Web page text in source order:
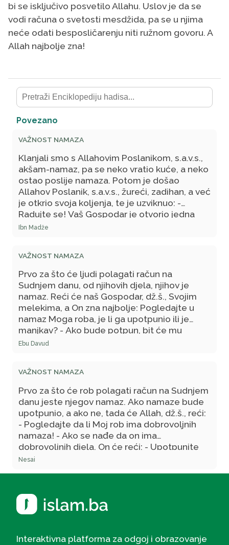
bi se isključivo posvetilo Allahu. Uslov je da se
vodi računa o svetosti mesdžida, pa se u njima
neće odati besposličarenju niti ružnom govoru. A
Allah najbolje zna!
Povezano
VAŽNOST NAMAZA
Klanjali smo s Allahovim Poslanikom, s.a.v.s.,
akšam-namaz, pa se neko vratio kuće, a neko
ostao poslije namaza. Potom je došao
Allahov Poslanik, s.a.v.s., žureći, zadihan, a već
je otkrio svoja koljenja, te je uzviknuo: -
Radujte se! Vaš Gospodar je otvorio jedna
vrata nebesa i vama se hvali Svojim
Ibn Madže
VAŽNOST NAMAZA
Prvo za što će ljudi polagati račun na
Sudnjem danu, od njihovih djela, njihov je
namaz. Reći će naš Gospodar, dž.š., Svojim
melekima, a On zna najbolje: Pogledajte u
namaz Moga roba, je li ga upotpunio ili je
manjkav? - Ako bude potpun, bit će mu
upisan kao takav, a ako mu bude nešto
imao dobrovoljnih djela, tada će On reći: -
Upotpunite Mome robu njegove farzove
njegovim dobrovoljnim djelima. - Zatim će se,
na isti način, nastaviti sa ostalim djelima.
Ebu Davud
VAŽNOST NAMAZA
Prvo za što će rob polagati račun na Sudnjem
danu jeste njegov namaz. Ako namaze bude
upotpunio, a ako ne, tada će Allah, dž.š., reći:
- Pogledajte da li Moj rob ima dobrovoljnih
namaza! - Ako se nađe da on ima
dobrovoljnih djela, On će reći: - Upotpunite
njima farzove!
Nesai
Interaktivna platforma za odgoj i obrazovanje